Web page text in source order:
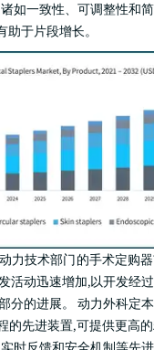
如一致性、可调整性和
于片段增长。
力技术部门的手术定购
活动迅速增加,以开发经
分的进展。 动力外科定
的先进装置,可提供更高